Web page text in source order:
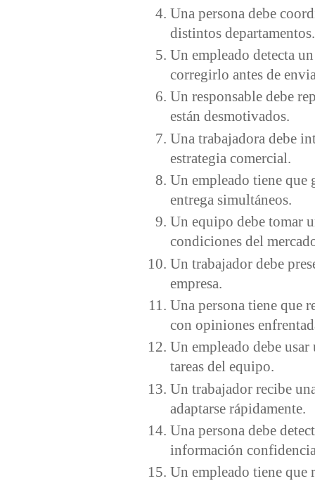
Una persona debe
distintos departamentos.
Un empleado detecta
corregirlo antes de
Un responsable debe
están desmotivados.
Una trabajadora debe
estrategia comercial.
Un empleado tiene que
entrega simultáneos.
Un equipo debe tomar
condiciones del
Un trabajador debe
empresa.
Una persona tiene que
con opiniones
Un empleado debe
tareas del equipo.
Un trabajador recibe
adaptarse rápidamente.
Una persona debe
información
Un empleado tiene que